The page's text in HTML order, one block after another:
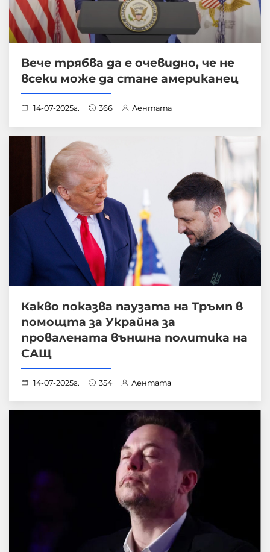
Вече трябва да е очевидно, че не
всеки може да стане американец
14-07-2025г. 366 Лентата
Какво показва паузата на Тръмп в
помощта за Украйна за
провалената външна политика на
САЩ
14-07-2025г. 354 Лентата